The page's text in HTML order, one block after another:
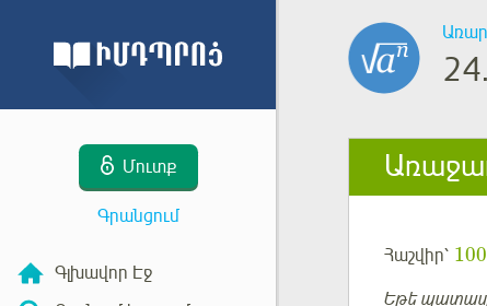
Մուտք
Գրանցում
Գլխավոր Էջ
24.
Հաշվիր՝
Եթե